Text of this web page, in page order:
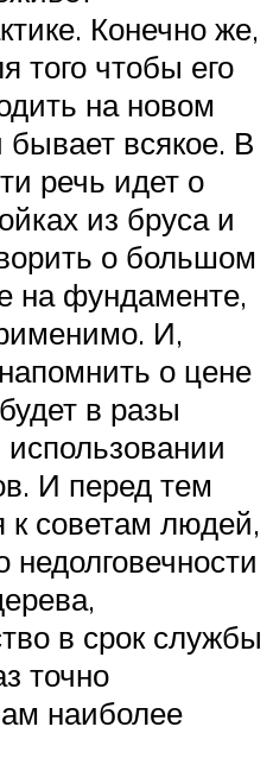
Конечно же,
того чтобы его
на новом
всякое. В
речь идет о
из бруса и
о большом
на фундаменте,
И,
о цене
в разы
И перед тем
к советам людей,
недолговечности
в срок службы
точно
наиболее